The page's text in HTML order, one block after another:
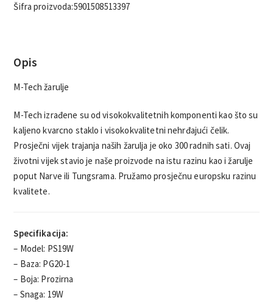
Šifra proizvoda:5901508513397
Opis
M-Tech žarulje
M-Tech izrađene su od visokokvalitetnih komponenti kao što su
kaljeno kvarcno staklo i visokokvalitetni nehrđajući čelik.
Prosječni vijek trajanja naših žarulja je oko 300 radnih sati. Ovaj
životni vijek stavio je naše proizvode na istu razinu kao i žarulje
poput Narve ili Tungsrama. Pružamo prosječnu europsku razinu
kvalitete.
Specifikacija:
– Model: PS19W
– Baza: PG20-1
– Boja: Prozirna
– Snaga: 19W